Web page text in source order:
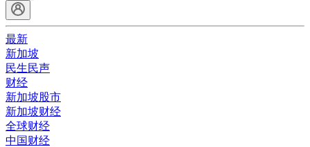
最新
新加坡
民生民声
财经
新加坡股市
新加坡财经
全球财经
中国财经